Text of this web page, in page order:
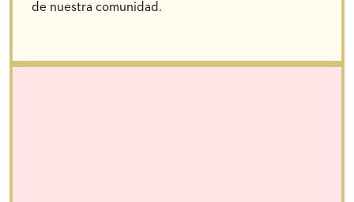
de nuestra comunidad.